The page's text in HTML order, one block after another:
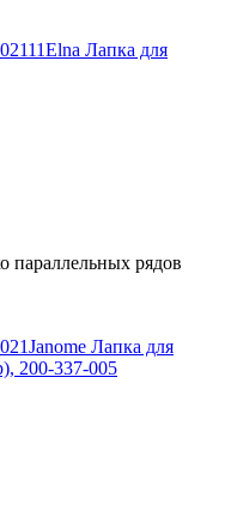
Elna Лапка для
параллельных рядов
Janome Лапка для
200-337-005